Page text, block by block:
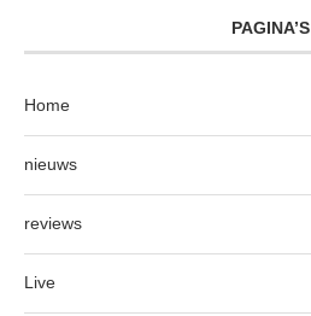
PAGINA’S
Home
nieuws
reviews
Live